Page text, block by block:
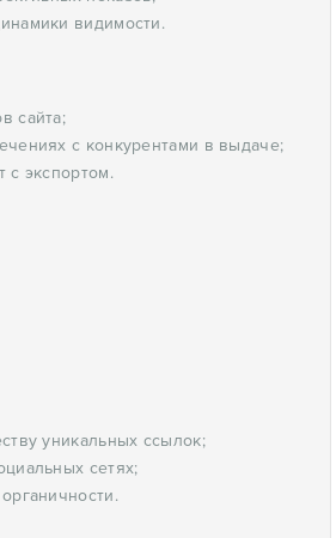
видимости.
сайта;
с конкурентами в выдаче;
с экспортом.
уникальных ссылок;
сетях;